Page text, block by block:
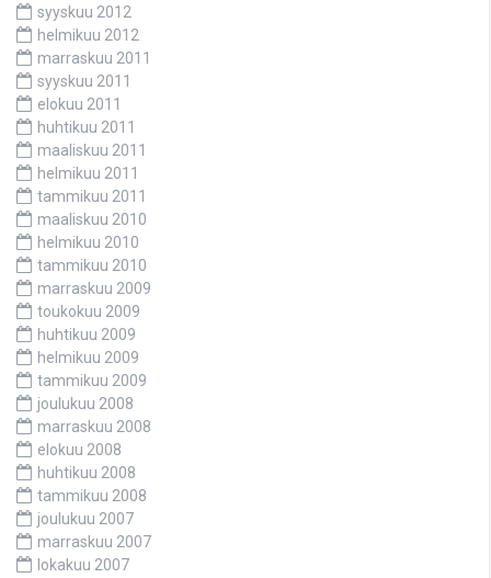
syyskuu 2012
helmikuu 2012
marraskuu 2011
syyskuu 2011
elokuu 2011
huhtikuu 2011
maaliskuu 2011
helmikuu 2011
tammikuu 2011
maaliskuu 2010
helmikuu 2010
tammikuu 2010
marraskuu 2009
toukokuu 2009
huhtikuu 2009
helmikuu 2009
tammikuu 2009
joulukuu 2008
marraskuu 2008
elokuu 2008
huhtikuu 2008
tammikuu 2008
joulukuu 2007
marraskuu 2007
lokakuu 2007